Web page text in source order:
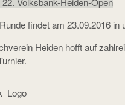
findet am 23.09.2016 in
Heiden hofft auf